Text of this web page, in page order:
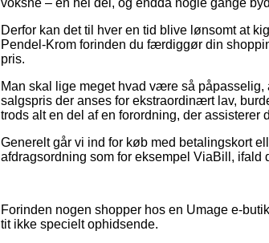
Derfor kan det til hver en tid blive lønsomt at
Pendel-Krom forinden du færdiggør din
pris.
Man skal lige meget hvad være så
salgspris der anses for ekstraordinært lav,
trods alt en del af en forordning, der assisterer
Generelt går vi ind for køb med betalingskort
afdragsordning som for eksempel ViaBill, ifald
Forinden nogen shopper hos en Umage e-
tit ikke specielt ophidsende.